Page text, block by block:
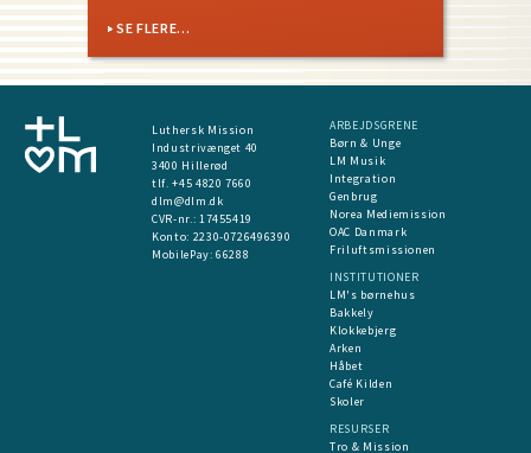
SE FLERE...
Luthersk Mission
Industrivænget 40
3400 Hillerød
tlf. +45 4820 7660
dlm@dlm.dk
CVR-nr.: 17455419
​Konto: 2230-0726496390
MobilePay:66288
ARBEJDSGRENE
Børn & Unge
LM Musik
Integration
Genbrug
Norea Mediemission
OAC Danmark
Friluftsmissionen
INSTITUTIONER
LM's børnehus
Bakkely
Klokkebjerg
Arken
Håbet
Café Kilden
Skoler
RESURSER
Tro & Mission